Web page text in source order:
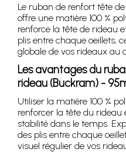
Le ruban de renfort tête
offre une matière 100 %
renforce la tête de rideau
plis entre chaque oeillets,
globale de vos rideaux au
Les avantages du
rideau (Buckram) -
Utiliser la matière 100 %
renforcer la tête du rideau
stabilité dans le temps.
des plis entre chaque
visuel régulier de vos